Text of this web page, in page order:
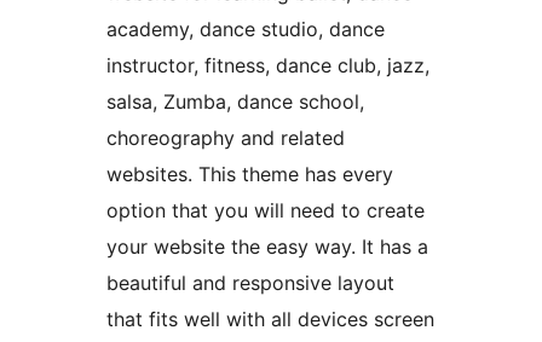
academy, dance studio, dance
instructor, fitness, dance club, jazz,
salsa, Zumba, dance school,
choreography and related
websites. This theme has every
option that you will need to create
your website the easy way. It has a
beautiful and responsive layout
that fits well with all devices screen